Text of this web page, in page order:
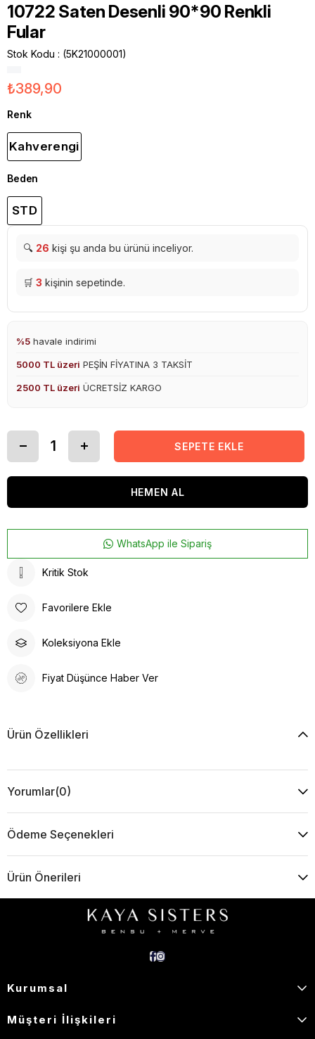
10722 Saten Desenli 90*90 Renkli
Fular
Stok Kodu (5K21000001)
₺389,90
Renk
Kahverengi
Beden
STD
🔍 26 kişi şu anda bu ürünü inceliyor.
🛒 3 kişinin sepetinde.
%5 havale indirimi
5000 TL üzeri PEŞİN FİYATINA 3 TAKSİT
2500 TL üzeri ÜCRETSİZ KARGO
WhatsApp ile Sipariş
Kritik Stok
Favorilere Ekle
Koleksiyona Ekle
Fiyat Düşünce Haber Ver
Ürün Özellikleri
Yorumlar(0)
Ödeme Seçenekleri
Ürün Önerileri
Kurumsal
Müşteri İlişkileri